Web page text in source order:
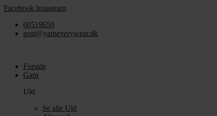
Videre
indhold
Facebook Instagram
60519650
post@yarneverywear.dk
Forside
Garn
Uld
Se alle Uld